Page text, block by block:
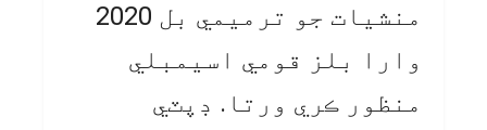
منشيات جو ترميمي بل 2020
وارا بلز قومي اسيمبلي
منظور ڪري ورتا. ڊپٽي